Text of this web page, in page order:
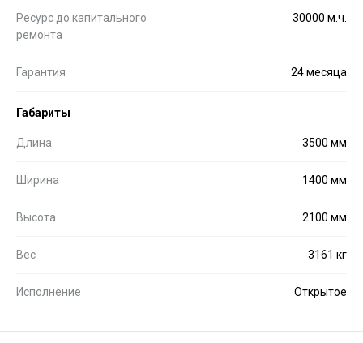
Ресурс до капитального
ремонта
30000 м.ч.
Гарантия 24 месяца
Габариты
Длина 3500 мм
Ширина 1400 мм
Высота 2100 мм
Вес 3161 кг
Исполнение Открытое